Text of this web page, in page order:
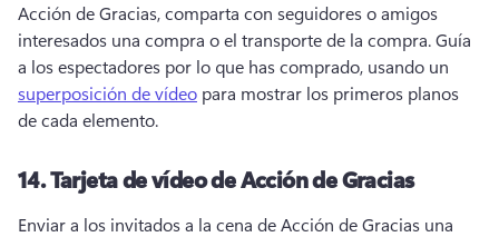
Acción de Gracias, comparta con seguidores o amigos
interesados una compra o el transporte de la compra. Guía
a los espectadores por lo que has comprado, usando un
superposición de vídeo para mostrar los primeros planos
de cada elemento.
14.Tarjeta de vídeo de Acción de Gracias
Enviar a los invitados a la cena de Acción de Gracias una